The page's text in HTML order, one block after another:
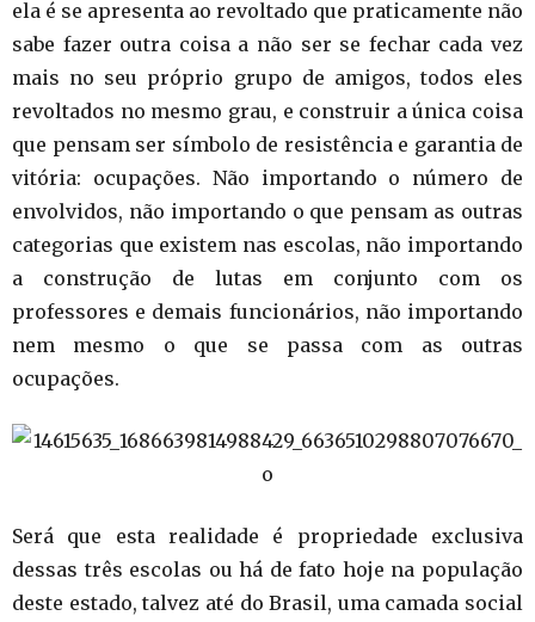
ela é se apresenta ao revoltado que praticamente não
sabe fazer outra coisa a não ser se fechar cada vez
mais no seu próprio grupo de amigos, todos eles
revoltados no mesmo grau, e construir a única coisa
que pensam ser símbolo de resistência e garantia de
vitória: ocupações. Não importando o número de
envolvidos, não importando o que pensam as outras
categorias que existem nas escolas, não importando
a construção de lutas em conjunto com os
professores e demais funcionários, não importando
nem mesmo o que se passa com as outras
ocupações.
Será que esta realidade é propriedade exclusiva
dessas três escolas ou há de fato hoje na população
deste estado, talvez até do Brasil, uma camada social